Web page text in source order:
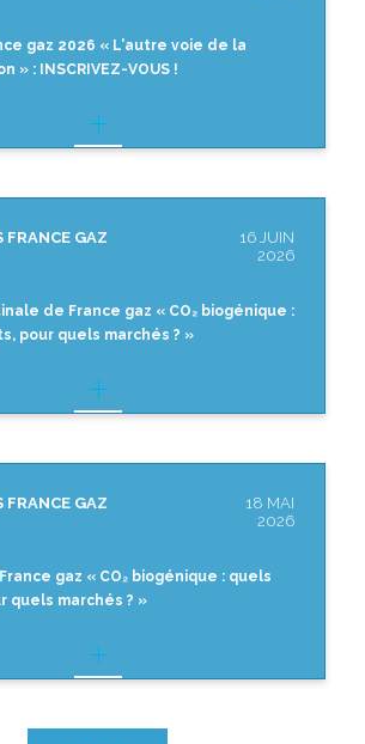
gaz 2026 « L'autre voie de la
» : INSCRIVEZ-VOUS !
GAZ
16 JUIN
2026
de France gaz « CO₂ biogénique :
pour quels marchés ? »
GAZ
18 MAI
2026
gaz « CO₂ biogénique : quels
quels marchés ? »